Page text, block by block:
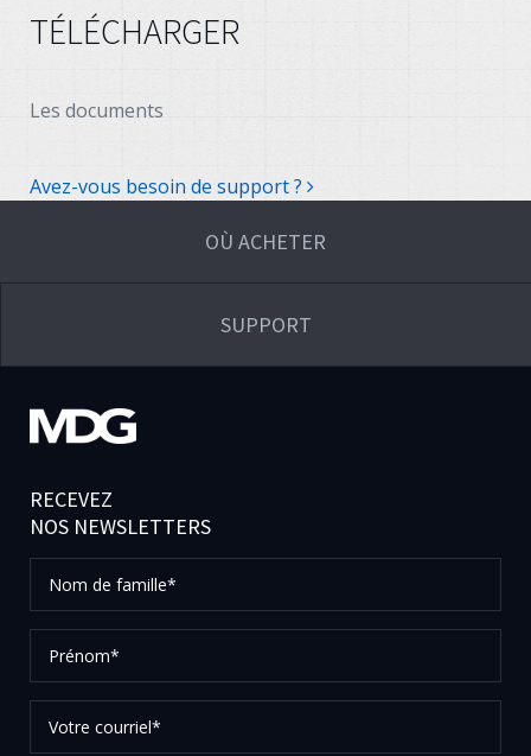
TÉLÉCHARGER
Les documents
Avez-vous besoin de support ?
OÙ ACHETER
SUPPORT
RECEVEZ
NOS NEWSLETTERS
de
famille*
courriel*